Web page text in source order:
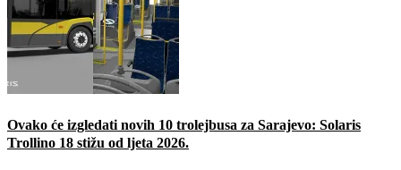
Ovako će izgledati novih 10 trolejbusa za Sarajevo: Solaris
Trollino 18 stižu od ljeta 2026.